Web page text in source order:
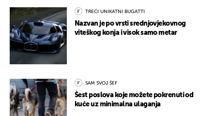
TREĆI UNIKATNI BUGATTI
Nazvan je po vrsti srednjovjekovnog
viteškog konja i visok samo metar
SAM SVOJ ŠEF
Šest poslova koje možete pokrenuti od
kuće uz minimalna ulaganja